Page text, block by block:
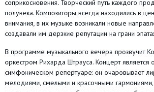
соприкосновения. Творческий путь каждого
полувека. Композиторы всегда находились в
внимания, в их музыке возникали новые
создавали им дерзкие репутации на грани
В программе музыкального вечера прозвучит
оркестром Рихарда Штрауса. Концерт является
симфоническом репертуаре: он очаровывает
мелодиями, смелыми и красочными гармониями,